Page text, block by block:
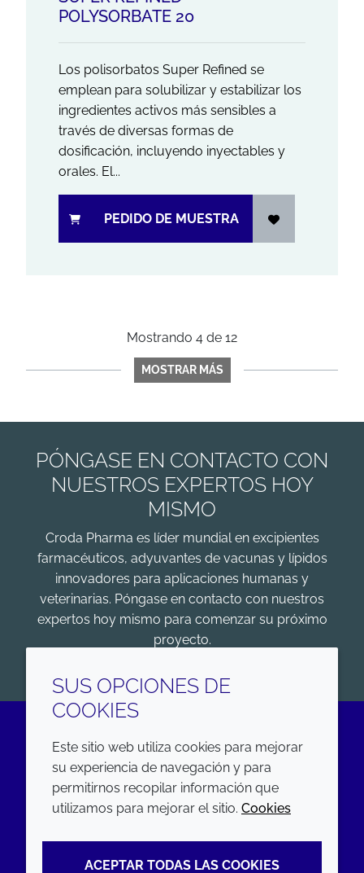
POLYSORBATE 20
Los polisorbatos Super Refined se
emplean para solubilizar y estabilizar los
ingredientes activos más sensibles a
través de diversas formas de
dosificación, incluyendo inyectables y
orales. El...
PEDIDO DE MUESTRA
Mostrando 4 de 12
MOSTRAR MÁS
PÓNGASE EN CONTACTO CON
NUESTROS EXPERTOS HOY
MISMO
Croda Pharma es líder mundial en excipientes
farmacéuticos, adyuvantes de vacunas y lípidos
innovadores para aplicaciones humanas y
veterinarias. Póngase en contacto con nuestros
expertos hoy mismo para comenzar su próximo
proyecto.
LinkedIn
EMPRESA
Annual Report
Sustainability Report
Terms and conditions
Privacy policy
SUS OPCIONES DE
COOKIES
Este sitio web utiliza cookies para mejorar
su experiencia de navegación y para
permitirnos recopilar información que
utilizamos para mejorar el sitio. Cookies
ACEPTAR TODAS LAS COOKIES